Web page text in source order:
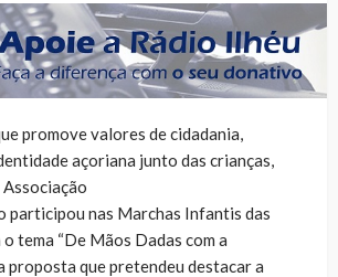
promove valores de cidadania,
açoriana junto das crianças,
participou nas Marchas Infantis das
tema “De Mãos Dadas com a
proposta que pretendeu destacar a